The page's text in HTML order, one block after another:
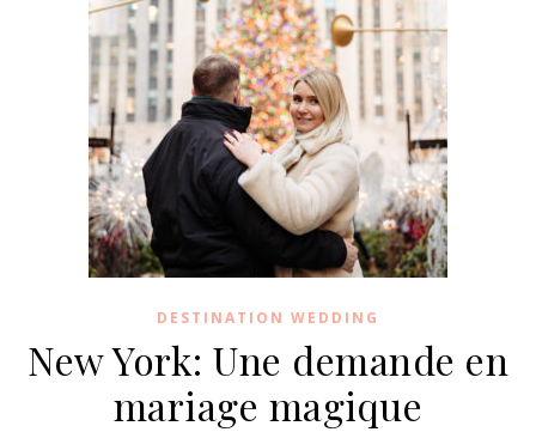
DESTINATION WEDDING
New York: Une demande en
mariage magique